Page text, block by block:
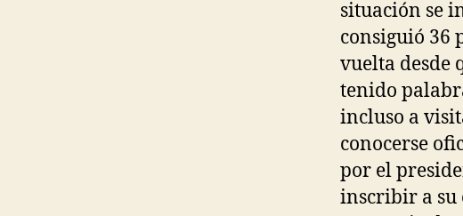
situación se
consiguió 36
vuelta desde
tenido
incluso a
conocerse
por el
inscribir a su